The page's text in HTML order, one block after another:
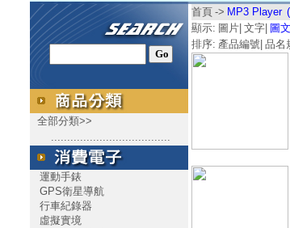
全部分類>>
.....................................
運動手錶
GPS衛星導航
行車紀錄器
虛擬實境
首頁 -> MP3 Player
顯示: 圖片 文字 圖文
排序: 產品編號 品名